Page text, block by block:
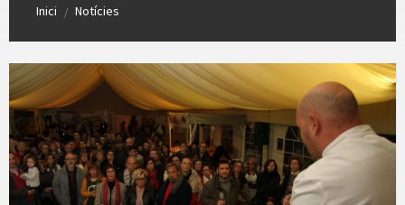
Inici / Notícies